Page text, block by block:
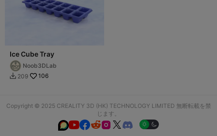
Ice Cube Tray
Noob3DLab
 209 106
Copyright © 2025 CREALITY 3D (HK) TECHNOLOGY LIMITED 無断転載を禁
じます。
  